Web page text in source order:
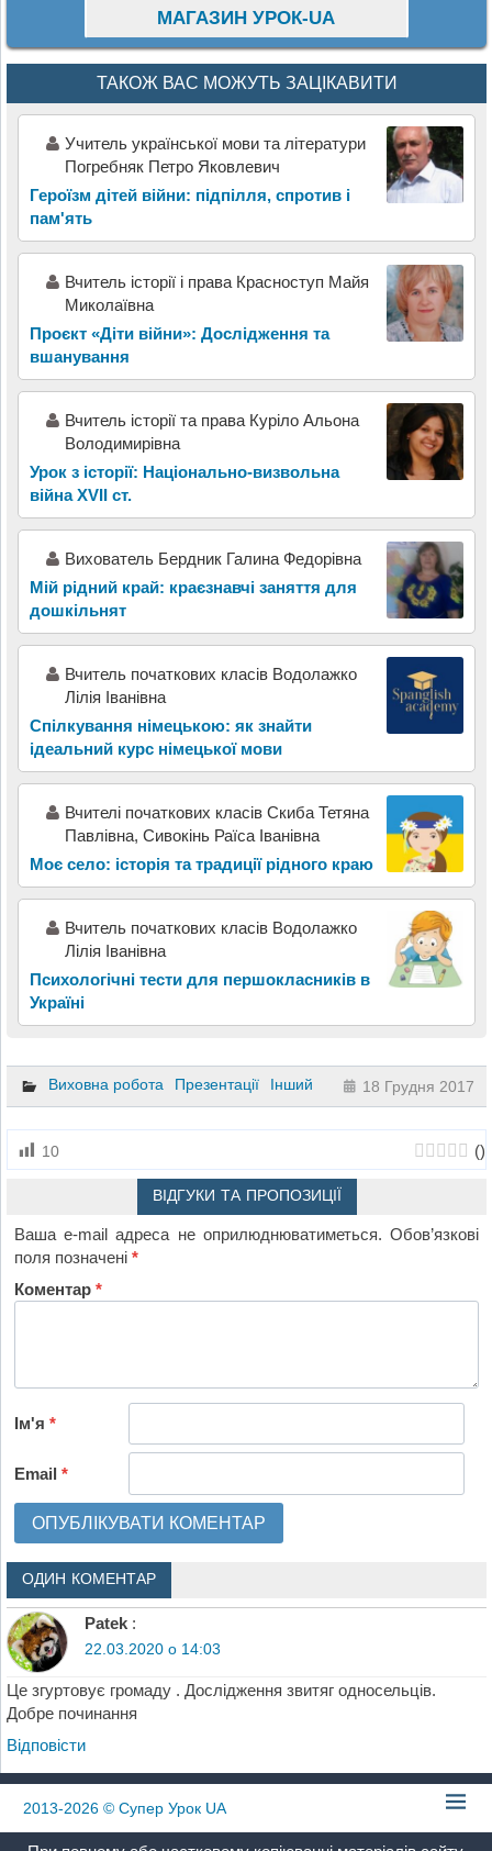
МАГАЗИН УРОК-UA
ТАКОЖ ВАС МОЖУТЬ ЗАЦІКАВИТИ
Учитель української мови та літератури
Погребняк Петро Яковлевич
Героїзм дітей війни: підпілля, спротив і
пам'ять
Вчитель історії і права Красноступ Майя
Миколаївна
Проєкт «Діти війни»: Дослідження та
вшанування
Вчитель історії та права Куріло Альона
Володимирівна
Урок з історії: Національно-визвольна
війна XVII ст.
Вихователь Бердник Галина Федорівна
Мій рідний край: краєзнавчі заняття для
дошкільнят
Вчитель початкових класів Водолажко
Лілія Іванівна
Спілкування німецькою: як знайти
ідеальний курс німецької мови
Вчителі початкових класів Скиба Тетяна
Павлівна, Сивокінь Раїса Іванівна
Моє село: історія та традиції рідного краю
Вчитель початкових класів Водолажко
Лілія Іванівна
Психологічні тести для першокласників в
Україні
Виховна робота Презентації Інший 18 Грудня 2017
10 ()
ВІДГУКИ ТА ПРОПОЗИЦІЇ
Ваша e-mail адреса не оприлюднюватиметься. Обов’язкові
поля позначені*
Коментар*
Ім'я*
Email*
ОДИН КОМЕНТАР
Patek :
22.03.2020 о 14:03
Це згуртовує громаду . Дослідження звитяг односельців.
Добре починання
Відповіcти
2013-2026 © Супер Урок UA